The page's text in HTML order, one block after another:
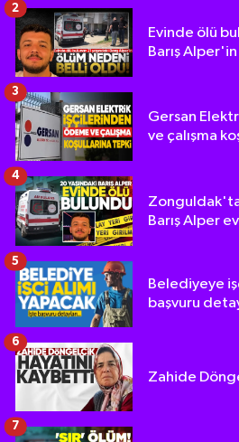
Evinde ölü
Barış
2
Gersan
ve çalışma
3
Zonguldak'ta
Barış Alper
4
Belediyeye
başvuru
5
Zahide
6
7